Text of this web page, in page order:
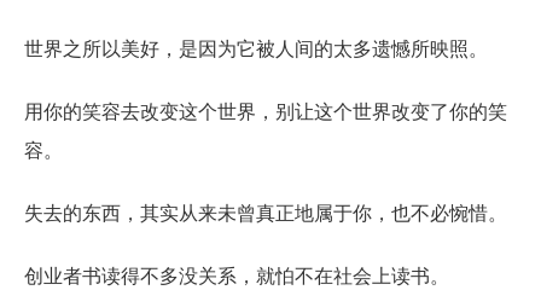
世界之所以美好，是因为它被人间的太多遗憾所映照。
用你的笑容去改变这个世界，别让这个世界改变了你的笑
容。
失去的东西，其实从来未曾真正地属于你，也不必惋惜。
创业者书读得不多没关系，就怕不在社会上读书。